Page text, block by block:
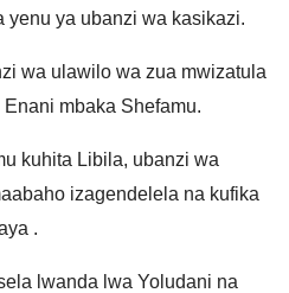
yenu ya ubanzi wa kasikazi.
wa ulawilo wa zua mwizatula
mbaka Shefamu.
kuhita Libila, ubanzi wa
izagendelela na kufika
.
lwanda lwa Yoludani na